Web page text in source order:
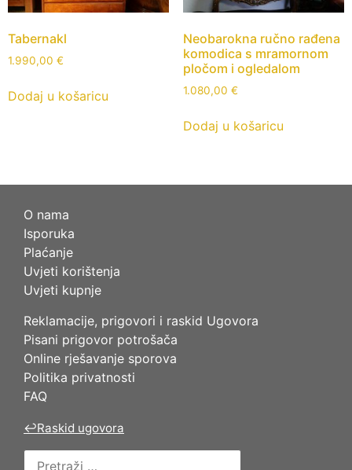
Tabernakl
1.990,00 €
Dodaj u košaricu
Neobarokna ručno rađena
komodica s mramornom
pločom i ogledalom
1.080,00 €
Dodaj u košaricu
O nama
Isporuka
Plaćanje
Uvjeti korištenja
Uvjeti kupnje
Reklamacije, prigovori i raskid Ugovora
Pisani prigovor potrošača
Online rješavanje sporova
Politika privatnosti
FAQ
↩Raskid ugovora
Pretraži: